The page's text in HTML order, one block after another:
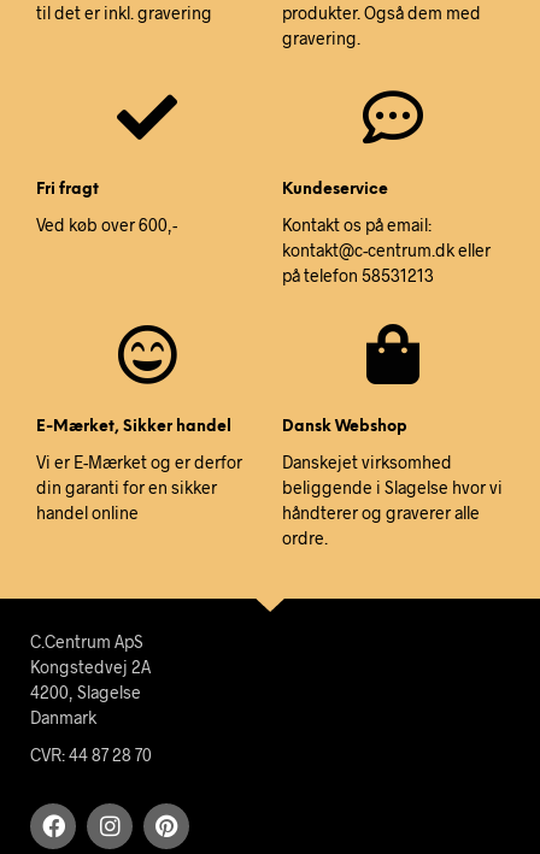
til det er inkl. gravering
produkter. Også dem med
gravering.
Fri fragt
Ved køb over 600,-
Kundeservice
Kontakt os på email:
kontakt@c-centrum.dk eller
på telefon 58531213
E-Mærket, Sikker handel
Vi er E-Mærket og er derfor
din garanti for en sikker
handel online
Dansk Webshop
Danskejet virksomhed
beliggende i Slagelse hvor vi
håndterer og graverer alle
ordre.
C.Centrum ApS
Kongstedvej 2A
4200, Slagelse
Danmark
CVR: 44 87 28 70